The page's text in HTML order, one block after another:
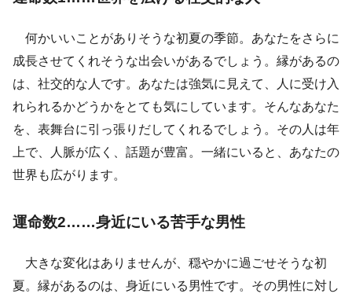
何かいいことがありそうな初夏の季節。あなたをさらに
成長させてくれそうな出会いがあるでしょう。縁があるの
は、社交的な人です。あなたは強気に見えて、人に受け入
れられるかどうかをとても気にしています。そんなあなた
を、表舞台に引っ張りだしてくれるでしょう。その人は年
上で、人脈が広く、話題が豊富。一緒にいると、あなたの
世界も広がります。
運命数2……身近にいる苦手な男性
大きな変化はありませんが、穏やかに過ごせそうな初
夏。縁があるのは、身近にいる男性です。その男性に対し